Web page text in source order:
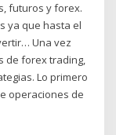
futuros y forex.
ya que hasta el
Una vez
de forex trading,
Lo primero
operaciones de